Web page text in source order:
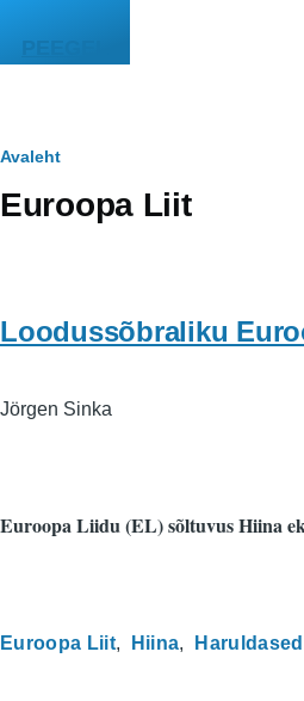
PEEGEL
Leivapuru
Avaleht
Euroopa Liit
Loodussõbraliku
Jörgen Sinka
Euroopa Liidu (EL) sõltuvus Hiina
Euroopa Liit Hiina